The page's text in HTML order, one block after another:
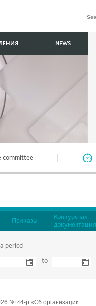
NEWS
committee
Приказы
Конкурсная
документация
period
to
№ 44-р «Об организации